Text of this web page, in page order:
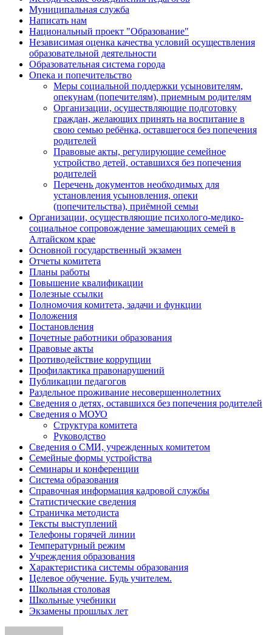
Муниципальная служба
Написать нам
Национальный проект "Образование"
Независимая оценка качества условий осуществления
образовательной деятельности
Образовательная система города
Опека и попечительство
Меры социальной поддержки усыновителям,
опекунам (попечителям), приемным родителям
Организации, осуществляющие подготовку
граждан, желающих принять на воспитание в
свою семью ребёнка, оставшегося без попечения
родителей
Правовые акты, регулирующие семейное
устройство детей, оставшихся без попечения
родителей
Перечень документов необходимых для
установления усыновления, опеки
(попечительства), приёмной семьи
Организации, осуществляющие психолого-медико-
социальное сопровождение замещающих семей в
Алтайском крае
Основной государственный экзамен
Отчеты комитета
Планы работы
Повышение квалификации
Полезные ссылки
Полномочия комитета, задачи и функции
Положения
Постановления
Почетные работники образования
Правовые акты
Противодействие коррупции
Профилактика правонарушений
Публикации педагогов
Раздельное проживание несовершеннолетних
Сведения о детях, оставшихся без попечения родителей
Сведения о МОУО
Структура комитета
Руководство
Сведения о СМИ, учрежденных комитетом
Семейные формы устройства
Семинары и конференции
Система образования
Справочная информация кадровой службы
Статистические сведения
Страничка методиста
Тексты выступлений
Телефоны горячей линии
Температурный режим
Учреждения образования
Характеристика системы образования
Целевое обучение. Будь учителем.
Школьная столовая
Школьные учебники
Экзамены прошлых лет